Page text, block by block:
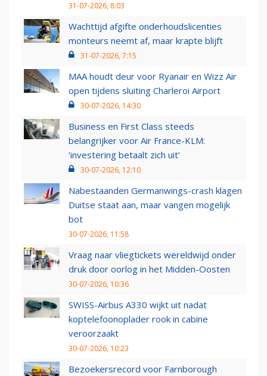
31-07-2026, 8:03
Wachttijd afgifte onderhoudslicenties
monteurs neemt af, maar krapte blijft
31-07-2026, 7:15
MAA houdt deur voor Ryanair en Wizz Air
open tijdens sluiting Charleroi Airport
30-07-2026, 14:30
Business en First Class steeds
belangrijker voor Air France-KLM:
‘investering betaalt zich uit’
30-07-2026, 12:10
Nabestaanden Germanwings-crash klagen
Duitse staat aan, maar vangen mogelijk
bot
30-07-2026, 11:58
Vraag naar vliegtickets wereldwijd onder
druk door oorlog in het Midden-Oosten
30-07-2026, 10:36
SWISS-Airbus A330 wijkt uit nadat
koptelefoonoplader rook in cabine
veroorzaakt
30-07-2026, 10:23
Bezoekersrecord voor Farnborough